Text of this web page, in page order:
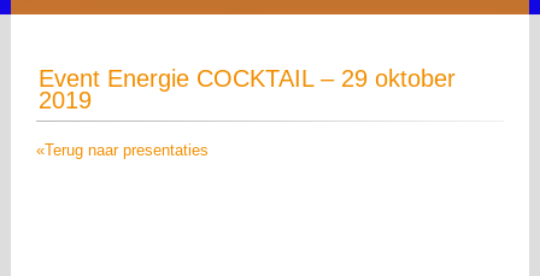
Event Energie COCKTAIL – 29 oktober
2019
«Terug naar presentaties